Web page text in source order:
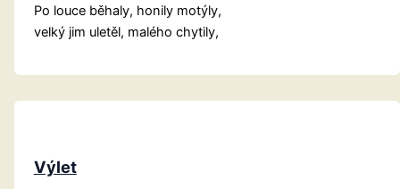
Po louce běhaly, honily motýly,
velký jim uletěl, malého chytily,
Výlet